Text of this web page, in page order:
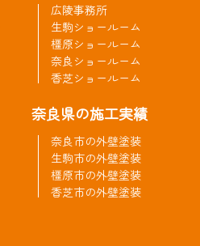
広陵事務所
生駒ショールーム
橿原ショールーム
奈良ショールーム
香芝ショールーム
奈良県の施工実績
奈良市の外壁塗装
生駒市の外壁塗装
橿原市の外壁塗装
香芝市の外壁塗装